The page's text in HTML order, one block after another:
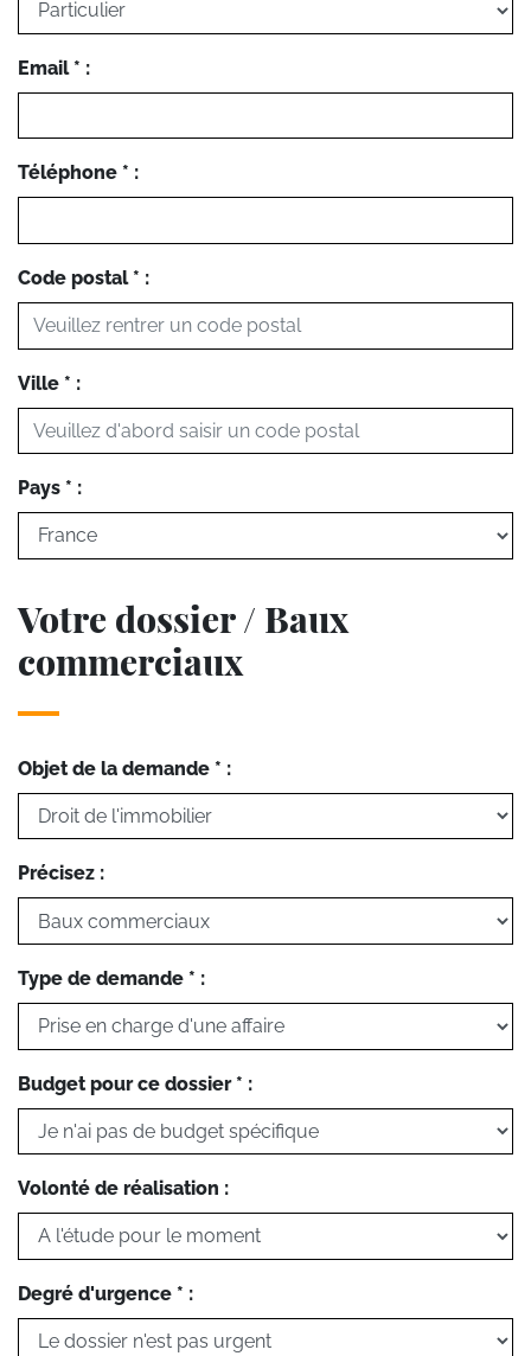
Email * :
Téléphone * :
Code postal * :
Ville * :
Pays * :
Votre dossier / Baux
commerciaux
Objet de la demande * :
Précisez :
Type de demande * :
Budget pour ce dossier * :
Volonté de réalisation :
Degré d'urgence * :